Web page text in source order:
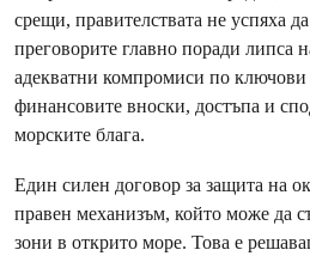
срещи, правителствата не успяха
преговорите главно поради липса
адекватни компромиси по ключови
финансовите вноски, достъпа и
морските блага.
Един силен договор за защита на
правен механизъм, който може да
зони в открито море. Това е